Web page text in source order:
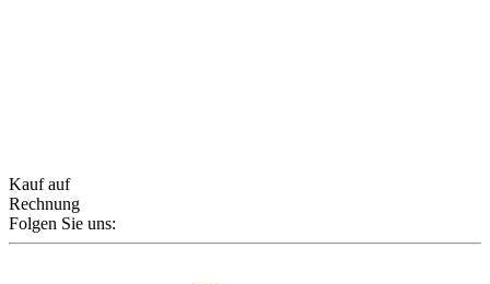
Kauf auf
Rechnung
Folgen Sie uns: